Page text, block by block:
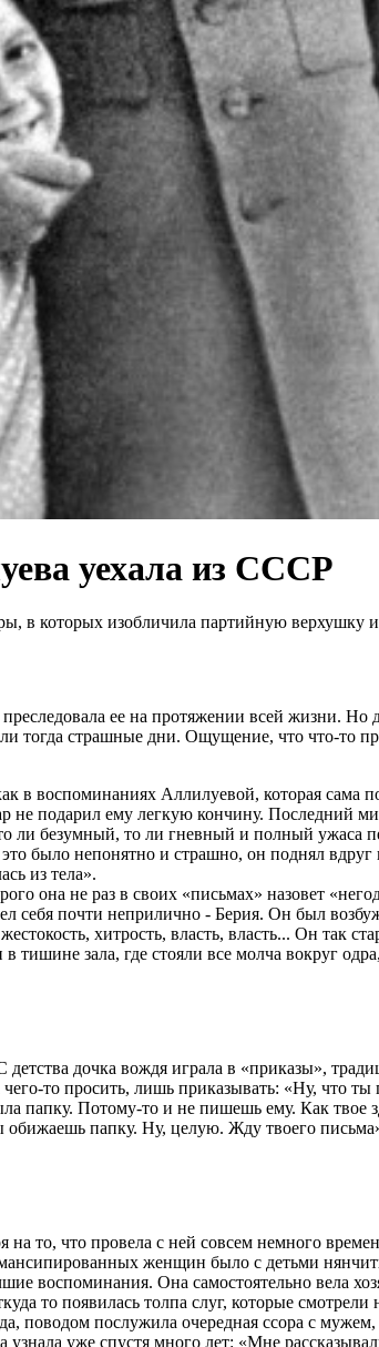
уехала из СССР
в которых изобличила партийную верхушку
ее на протяжении всей жизни.
страшные дни. Ощущение, что что-то
в воспоминаниях Аллилуевой, которая сама
не подарил ему легкую кончину. Последний
ли безумный, то ли гневный и полный ужаса
было непонятно и страшно, он поднял вдруг
из тела».
она не раз в своих «письмах» назовет
себя почти неприлично - Берия. Он был
хитрость, власть, власть... Он так
зала, где стояли все молча вокруг
дочка вождя играла в «приказы»,
то просить, лишь приказывать: «Ну, что
папку. Потому-то и не пишешь ему. Как
папку. Ну, целую. Жду твоего
то, что провела с ней совсем немного
женщин было с детьми
воспоминания. Она самостоятельно вела
то появилась толпа слуг, которые смотрели
поводом послужила очередная ссора с
уже спустя много лет: «Мне